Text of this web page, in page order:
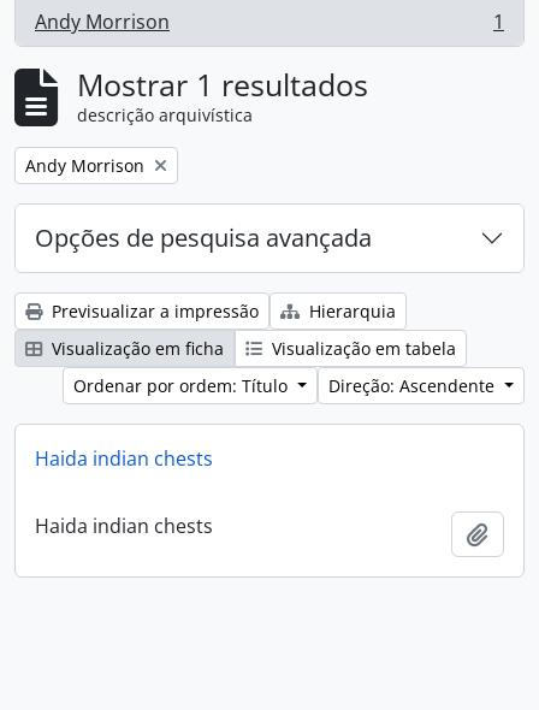
Andy Morrison
, 1 resultados 1
Mostrar 1 resultados
descrição arquivística
Remove filter:
Andy Morrison
Opções de pesquisa avançada
Previsualizar a impressão
Hierarquia
Visualização em ficha
Visualização em tabela
Ordenar por ordem: Título
Direção: Ascendente
Haida indian chests
Haida indian chests